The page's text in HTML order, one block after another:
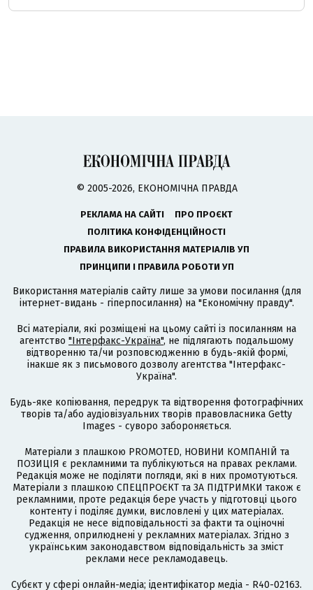
© 2005-2026, ЕКОНОМІЧНА ПРАВДА
РЕКЛАМА НА САЙТІ
ПРО ПРОЄКТ
ПОЛІТИКА КОНФІДЕНЦІЙНОСТІ
ПРАВИЛА ВИКОРИСТАННЯ МАТЕРІАЛІВ УП
ПРИНЦИПИ І ПРАВИЛА РОБОТИ УП
Використання матеріалів сайту лише за умови посилання (для
інтернет-видань - гіперпосилання) на "Економічну правду".
Всі матеріали, які розміщені на цьому сайті із посиланням на
агентство "Інтерфакс-Україна", не підлягають подальшому
відтворенню та/чи розповсюдженню в будь-якій формі,
інакше як з письмового дозволу агентства "Інтерфакс-
Україна".
Будь-яке копіювання, передрук та відтворення фотографічних
творів та/або аудіовізуальних творів правовласника Getty
Images - суворо забороняється.
Матеріали з плашкою PROMOTED, НОВИНИ КОМПАНІЙ та
ПОЗИЦІЯ є рекламними та публікуються на правах реклами.
Редакція може не поділяти погляди, які в них промотуються.
Матеріали з плашкою СПЕЦПРОЄКТ та ЗА ПІДТРИМКИ також є
рекламними, проте редакція бере участь у підготовці цього
контенту і поділяє думки, висловлені у цих матеріалах.
Редакція не несе відповідальності за факти та оціночні
судження, оприлюднені у рекламних матеріалах. Згідно з
українським законодавством відповідальність за зміст
реклами несе рекламодавець.
Cубєкт у сфері онлайн-медіа; ідентифікатор медіа - R40-02163.